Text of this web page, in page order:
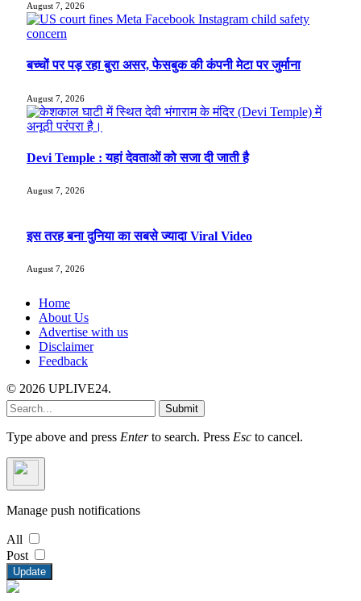
August 7, 2026
बच्चों पर पड़ रहा बुरा असर, फेसबुक की कंपनी मेटा पर जुर्माना
August 7, 2026
Devi Temple : यहां देवताओं को सजा दी जाती है
August 7, 2026
इस तरह बना दुनिया का सबसे ज्यादा Viral Video
August 7, 2026
Home
About Us
Advertise with us
Disclaimer
Feedback
© 2026 UPLIVE24.
Submit
Type above and press Enterto search. Press Esc to cancel.
Manage push notifications
All
Post
Update